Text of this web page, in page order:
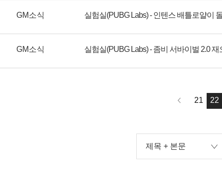
GM소식
GM소식 실험실(PUBG Labs) - 좀비 서바이벌 2.0 재
21 22
제목 + 본문